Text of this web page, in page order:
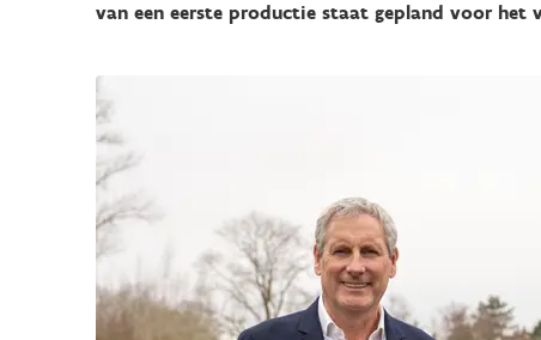
van een eerste productie staat gepland voor het